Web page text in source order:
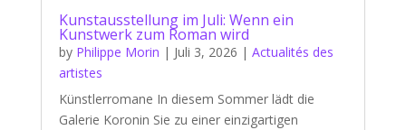
Kunstausstellung im Juli: Wenn ein
Kunstwerk zum Roman wird
by Philippe Morin | Juli 3, 2026 | Actualités des
artistes
Künstlerromane In diesem Sommer lädt die
Galerie Koronin Sie zu einer einzigartigen